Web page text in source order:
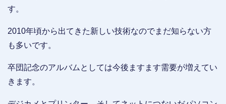
す。
2010年頃から出てきた新しい技術なのでまだ知らない方
も多いです。
卒団記念のアルバムとしては今後ますます需要が増えてい
きます。